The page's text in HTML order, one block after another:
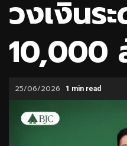
วงเงินร
10,000
25/06/2026 1 min read